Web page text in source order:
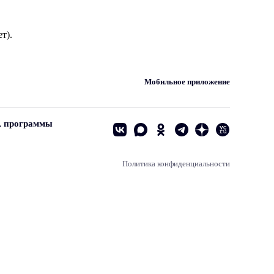
Мобильное приложение
программы
Политика конфиденциальности